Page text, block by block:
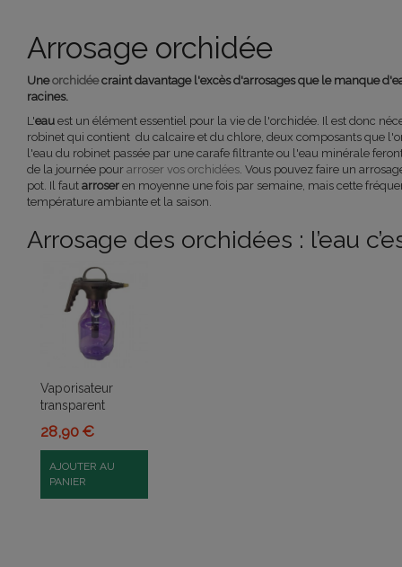
Arrosage orchidée
Uneorchidéecraint davantage l'excès d'arrosages que le manque
racines.
L'eau est un élément essentiel pour la vie de l'orchidée. Il est donc
robinet qui contient du calcaire et du chlore, deux composants que
l'eau du robinet passée par une carafe filtrante ou l'eau minérale
de la journée pour arroser vos orchidées . Vous pouvez faire un
pot. Il faut arroser en moyenne une fois par semaine, mais cette
température ambiante et la saison.
Arrosage des orchidées : l’eau
Vaporisateur
transparent
28,90 €
AJOUTER AU
PANIER